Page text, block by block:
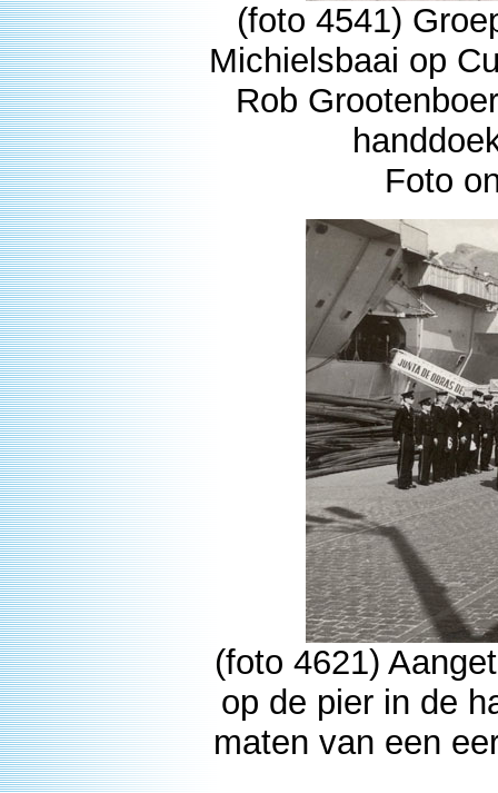
(foto 4541)
Michielsbaai op
Rob
Foto
(foto 4621)
op de pier in de
maten van een